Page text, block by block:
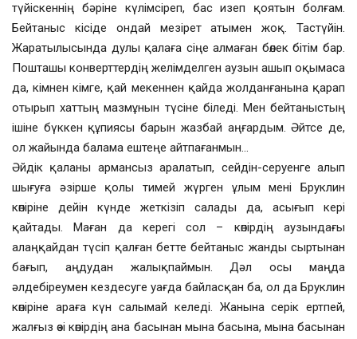
түйіскеннің бәріне күлімсіреп, бас изеп қоятын болғам.
Бейтаныс кісіде ондай мезірет атымен жоқ. Тастүйін.
Жаратылысында дулы қалаға сіңе алмаған бөлек бітім бар.
Пошташы конверттердің желімделген аузын ашып оқымаса
да, кімнен кімге, қай мекеннен қайда жолданғанына қарап
отырып хаттың мазмұнын түсіне біледі. Мен бейтаныстың
ішіне бүккен құпиясы барын жазбай аңғардым. Әйтсе де,
ол жайында балама ештеңе айтпағанмын…
Әйдік қаланы армансыз аралатып, сейдін-серуенге алып
шығуға әзірше қолы тимей жүрген ұлым мені Бруклин
көпіріне дейін күнде жеткізіп салады да, асығып кері
қайтады. Маған да керегі сол – көпірдің аузындағы
алаңқайдан түсіп қалған бетте бейтаныс жанды сыртынан
бағып, аңдудан жалықпаймын. Дәл осы маңда
әлдебіреумен кездесуге уағда байласқан ба, ол да Бруклин
көпіріне араға күн салымай келеді. Жанына серік ертпей,
жалғыз өзі көпірдің ана басынан мына басына, мына басынан